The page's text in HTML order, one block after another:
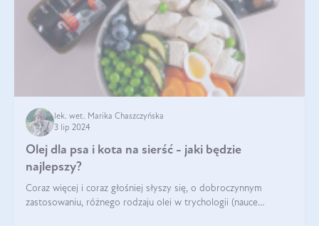
lek. wet. Marika Chaszczyńska
3 lip 2024
Olej dla psa i kota na sierść - jaki będzie
najlepszy?
Coraz więcej i coraz głośniej słyszy się, o dobroczynnym
zastosowaniu, różnego rodzaju olei w trychologii (nauce